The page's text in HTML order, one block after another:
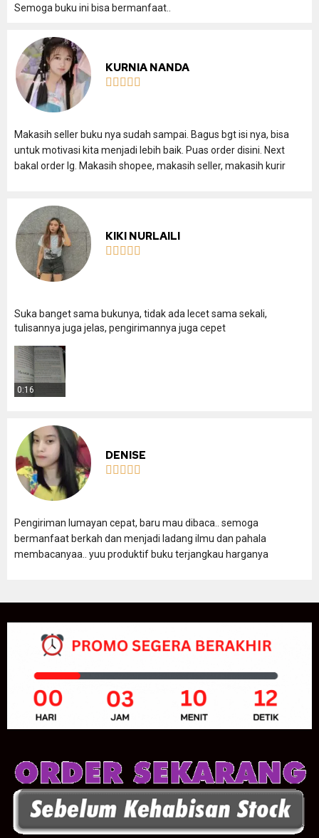
Semoga buku ini bisa bermanfaat..
KURNIA NANDA
    
Makasih seller buku nya sudah sampai. Bagus bgt isi nya, bisa
untuk motivasi kita menjadi lebih baik. Puas order disini. Next
bakal order lg. Makasih shopee, makasih seller, makasih kurir
KIKI NURLAILI
    
Suka banget sama bukunya, tidak ada lecet sama sekali,
tulisannya juga jelas, pengirimannya juga cepet
0:16
DENISE
    
Pengiriman lumayan cepat, baru mau dibaca.. semoga
bermanfaat berkah dan menjadi ladang ilmu dan pahala
membacanyaa.. yuu produktif buku terjangkau harganya